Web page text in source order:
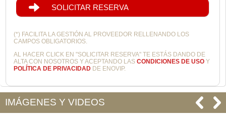
SOLICITAR RESERVA
(*) FACILITA LA GESTIÓN AL PROVEEDOR RELLENANDO LOS
CAMPOS OBLIGATORIOS.
AL HACER CLICK EN "SOLICITAR RESERVA" TE ESTÁS DANDO DE
ALTA CON NOSOTROS Y ACEPTANDO LASCONDICIONES DE USO Y
POLÍTICA DE PRIVACIDAD DE ENOVIP.
IMÁGENES Y VIDEOS